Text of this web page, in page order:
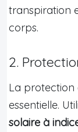
transpiration
corps.
2.
La protection
essentielle.
solaire à